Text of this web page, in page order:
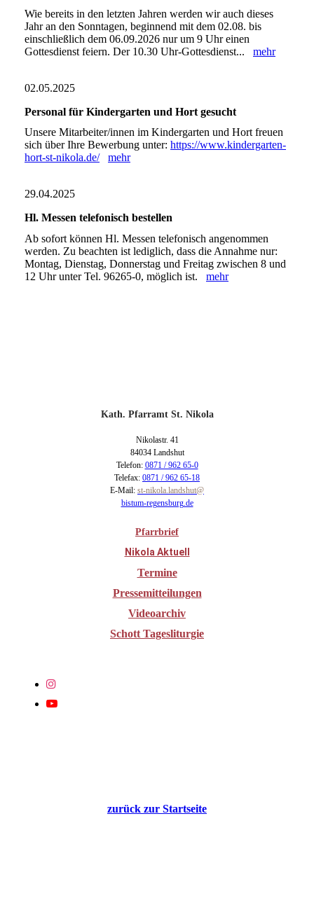
Wie bereits in den letzten Jahren werden wir auch dieses
Jahr an den Sonntagen, beginnend mit dem 02.08. bis
einschließlich dem 06.09.2026 nur um 9 Uhr einen
Gottesdienst feiern. Der 10.30 Uhr-Gottesdienst... mehr
02.05.2025
Personal für Kindergarten und Hort gesucht
Unsere Mitarbeiter/innen im Kindergarten und Hort freuen
sich über Ihre Bewerbung unter: https://www.kindergarten-
hort-st-nikola.de/
mehr
29.04.2025
Hl. Messen telefonisch bestellen
Ab sofort können Hl. Messen telefonisch angenommen
werden. Zu beachten ist lediglich, dass die Annahme nur:
Montag, Dienstag, Donnerstag und Freitag zwischen 8 und
12 Uhr unter Tel. 96265-0, möglich ist. mehr
Kath. Pfarramt St. Nikola
Nikolastr. 41
84034 Landshut
Telefon: 0871 / 962 65-0
Telefax: 0871 / 962 65-18
E-Mail: st-nikola.landshut@
bistum-regensburg.de
Pfarrbrief
Nikola Aktuell
Termine
Pressemitteilungen
Videoarchiv
Schott Tagesliturgie
zurück zur Startseite